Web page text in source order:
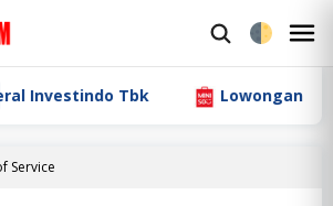
Tbk Lowongan Kerja
Service